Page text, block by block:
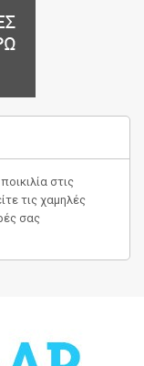
στις
τις χαμηλές
σας